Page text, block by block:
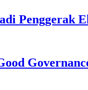
Penggerak